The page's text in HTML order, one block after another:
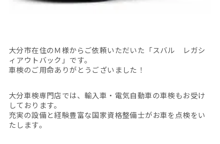
大分市在住のＭ様からご依頼いただいた「スバル レガシ
ィアウトバック」です。
車検のご用命ありがとうございました！
大分車検専門店では、輸入車・電気自動車の車検もお受け
しております。
充実の設備と経験豊富な国家資格整備士がお車を点検をい
たします。